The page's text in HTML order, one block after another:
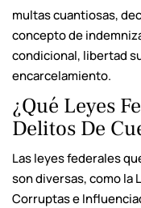
multas cuantiosas,
concepto de
condicional, libertad
encarcelamiento.
¿Qué Leyes
Delitos De
Las leyes federales
son diversas, como la
Corruptas e